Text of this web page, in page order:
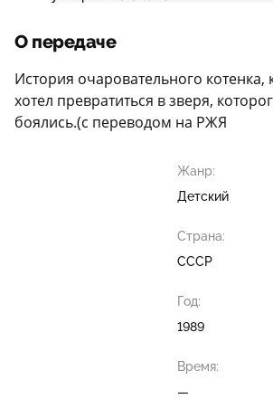
О передаче
История очаровательного
хотел превратиться в зверя,
боялись.(с переводом на РЖЯ
Жанр:
Детский
Страна:
СССР
Год:
1989
Время:
—